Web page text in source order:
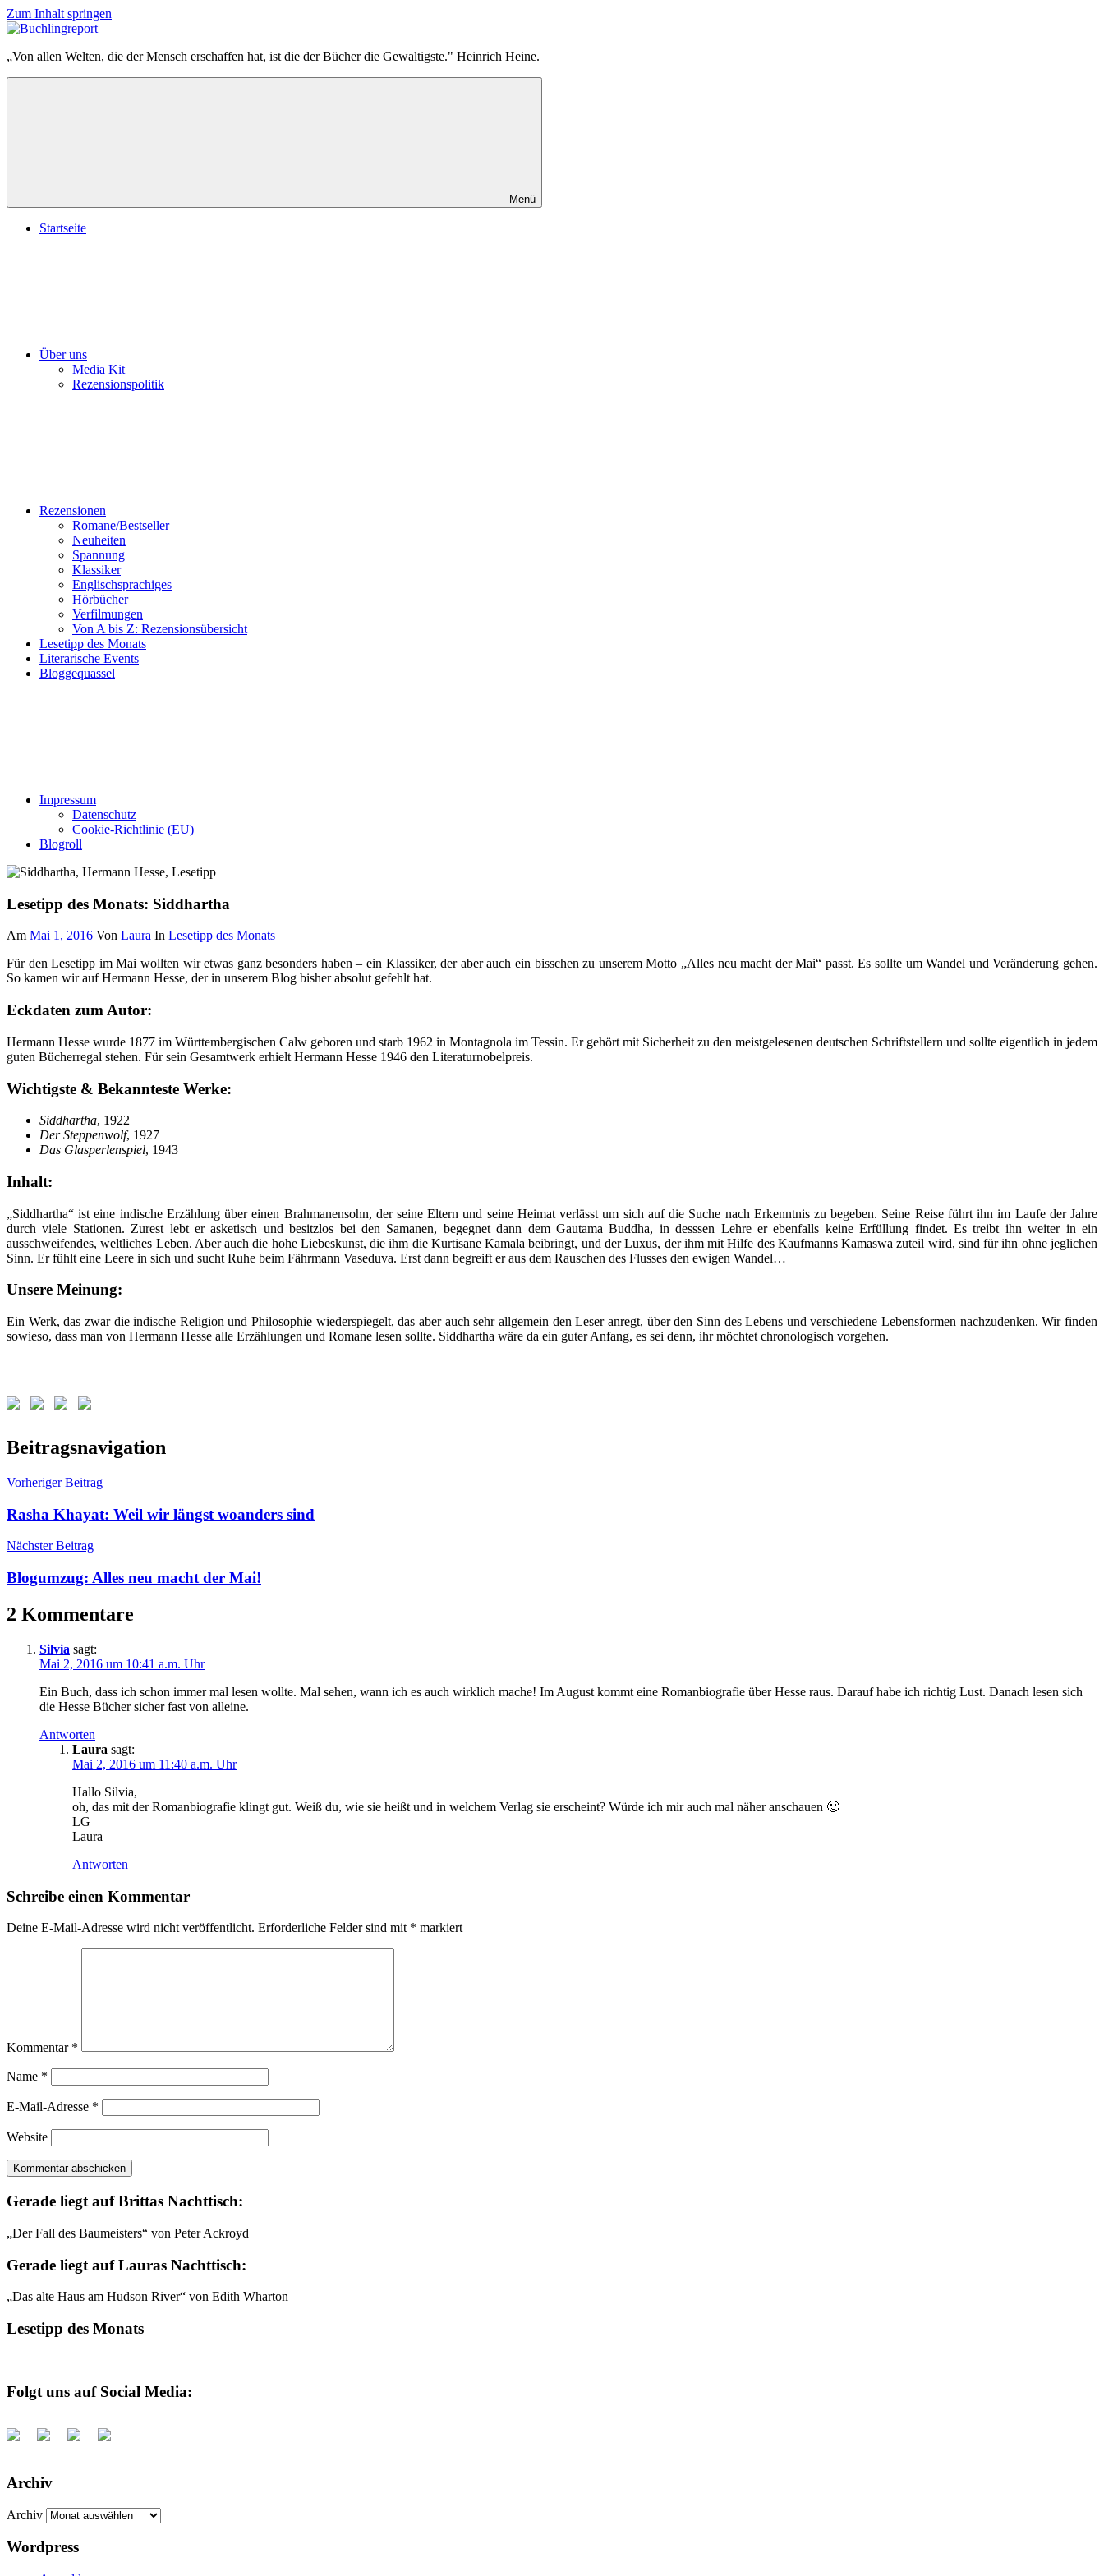
Zum Inhalt springen
Buchlingreport
„Von allen Welten, die der Mensch erschaffen hat, ist die der Bücher die Gewaltigste." Heinrich Heine.
Menü
Startseite
Über uns
Media Kit
Rezensionspolitik
Rezensionen
Romane/Bestseller
Neuheiten
Spannung
Klassiker
Englischsprachiges
Hörbücher
Verfilmungen
Von A bis Z: Rezensionsübersicht
Lesetipp des Monats
Literarische Events
Bloggequassel
Impressum
Datenschutz
Cookie-Richtlinie (EU)
Blogroll
Lesetipp des Monats: Siddhartha
Am Mai 1, 2016 Von Laura In Lesetipp des Monats
Für den Lesetipp im Mai wollten wir etwas ganz besonders haben – ein Klassiker, der aber auch ein bisschen zu unserem Motto „Alles neu macht der Mai“ passt. Es sollte um Wandel und Veränderung gehen.
So kamen wir auf Hermann Hesse, der in unserem Blog bisher absolut gefehlt hat.
Eckdaten zum Autor:
Hermann Hesse wurde 1877 im Württembergischen Calw geboren und starb 1962 in Montagnola im Tessin. Er gehört mit Sicherheit zu den meistgelesenen deutschen Schriftstellern und sollte eigentlich in jedem
guten Bücherregal stehen. Für sein Gesamtwerk erhielt Hermann Hesse 1946 den Literaturnobelpreis.
Wichtigste & Bekannteste Werke:
Siddhartha, 1922
Der Steppenwolf, 1927
Das Glasperlenspiel, 1943
Inhalt:
„Siddhartha“ ist eine indische Erzählung über einen Brahmanensohn, der seine Eltern und seine Heimat verlässt um sich auf die Suche nach Erkenntnis zu begeben. Seine Reise führt ihn im Laufe der Jahre
durch viele Stationen. Zurest lebt er asketisch und besitzlos bei den Samanen, begegnet dann dem Gautama Buddha, in desssen Lehre er ebenfalls keine Erfüllung findet. Es treibt ihn weiter in ein
ausschweifendes, weltliches Leben. Aber auch die hohe Liebeskunst, die ihm die Kurtisane Kamala beibringt, und der Luxus, der ihm mit Hilfe des Kaufmanns Kamaswa zuteil wird, sind für ihn ohne jeglichen
Sinn. Er fühlt eine Leere in sich und sucht Ruhe beim Fährmann Vaseduva. Erst dann begreift er aus dem Rauschen des Flusses den ewigen Wandel…
Unsere Meinung:
Ein Werk, das zwar die indische Religion und Philosophie wiederspiegelt, das aber auch sehr allgemein den Leser anregt, über den Sinn des Lebens und verschiedene Lebensformen nachzudenken. Wir finden
sowieso, dass man von Hermann Hesse alle Erzählungen und Romane lesen sollte. Siddhartha wäre da ein guter Anfang, es sei denn, ihr möchtet chronologisch vorgehen.
Schlagwörter:
Hermann
Wandel
Beitragsnavigation
Vorheriger Beitrag
Rasha Khayat: Weil wir längst woanders sind
Nächster Beitrag
Blogumzug: Alles neu macht der Mai!
2 Kommentare
Silvia sagt:
Mai 2, 2016 um 10:41 a.m. Uhr
Ein Buch, dass ich schon immer mal lesen wollte. Mal sehen, wann ich es auch wirklich mache! Im August kommt eine Romanbiografie über Hesse raus. Darauf habe ich richtig Lust. Danach lesen sich
die Hesse Bücher sicher fast von alleine.
Antworten
Laura sagt:
Mai 2, 2016 um 11:40 a.m. Uhr
Hallo Silvia,
oh, das mit der Romanbiografie klingt gut. Weiß du, wie sie heißt und in welchem Verlag sie erscheint? Würde ich mir auch mal näher anschauen 🙂
LG
Laura
Antworten
Schreibe einen Kommentar
Deine E-Mail-Adresse wird nicht veröffentlicht. Erforderliche Felder sind mit * markiert
Kommentar *
Name *
E-Mail-Adresse *
Website
Gerade liegt auf Brittas Nachttisch:
„Der Fall des Baumeisters“ von Peter Ackroyd
Gerade liegt auf Lauras Nachttisch:
„Das alte Haus am Hudson River“ von Edith Wharton
Lesetipp des Monats
Folgt uns auf Social Media:
Archiv
Archiv
Wordpress